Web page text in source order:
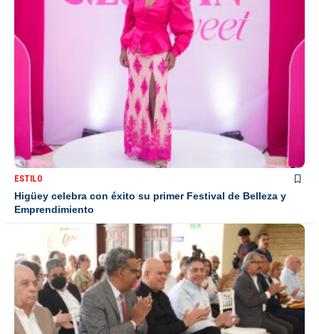
ESTILO
Higüey celebra con éxito su primer Festival de Belleza y
Emprendimiento